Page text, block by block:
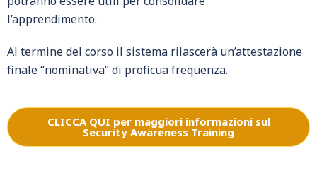
l’apprendimento.
Al termine del corso il sistema rilascerà un’attestazione
finale “nominativa” di proficua frequenza.
CLICCA QUI per maggiori informazioni sul
Security Awareness Training